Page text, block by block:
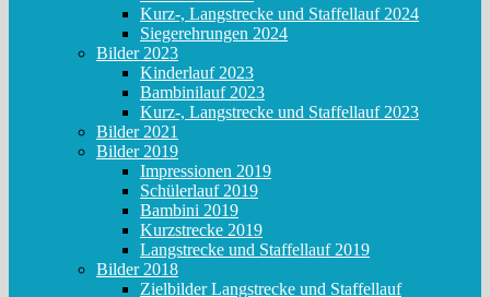
Kurz-, Langstrecke und Staffellauf 2024
Siegerehrungen 2024
Bilder 2023
Kinderlauf 2023
Bambinilauf 2023
Kurz-, Langstrecke und Staffellauf 2023
Bilder 2021
Bilder 2019
Impressionen 2019
Schülerlauf 2019
Bambini 2019
Kurzstrecke 2019
Langstrecke und Staffellauf 2019
Bilder 2018
Zielbilder Langstrecke und Staffellauf